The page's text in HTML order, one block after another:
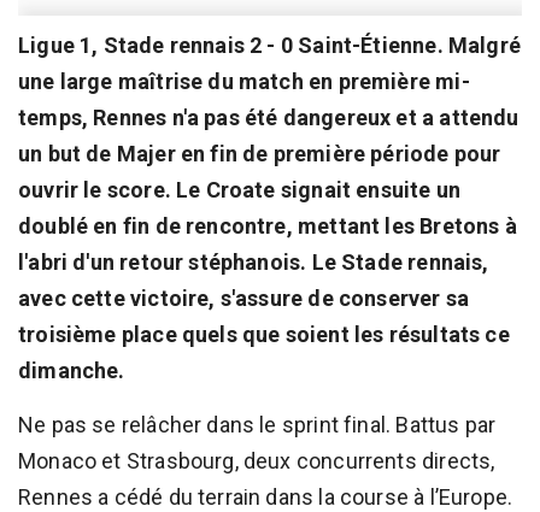
Ligue 1, Stade rennais 2 - 0 Saint-Étienne. Malgré
une large maîtrise du match en première mi-
temps, Rennes n'a pas été dangereux et a attendu
un but de Majer en fin de première période pour
ouvrir le score. Le Croate signait ensuite un
doublé en fin de rencontre, mettant les Bretons à
l'abri d'un retour stéphanois. Le Stade rennais,
avec cette victoire, s'assure de conserver sa
troisième place quels que soient les résultats ce
dimanche.
Ne pas se relâcher dans le sprint final. Battus par
Monaco et Strasbourg, deux concurrents directs,
Rennes a cédé du terrain dans la course à l’Europe.